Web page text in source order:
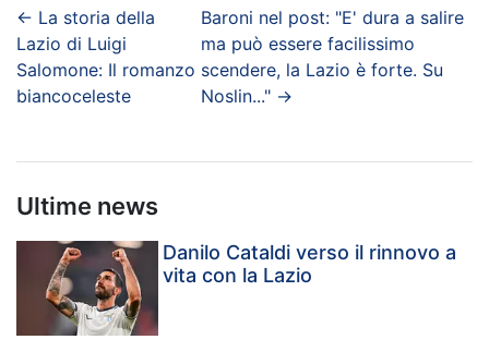
← La storia della
Lazio di Luigi
Salomone: Il romanzo
biancoceleste
Baroni nel post: "E' dura a salire
ma può essere facilissimo
scendere, la Lazio è forte. Su
Noslin..."→
Ultime news
Danilo Cataldi verso il rinnovo a
vita con la Lazio